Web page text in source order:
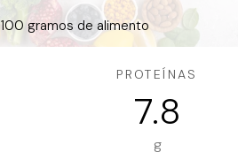
100 gramos de alimento
PROTEÍNAS
7.8
g